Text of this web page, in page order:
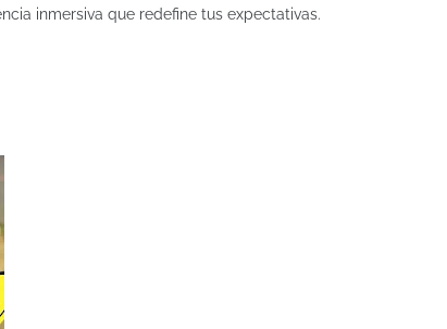
inmersiva que redefine tus expectativas.